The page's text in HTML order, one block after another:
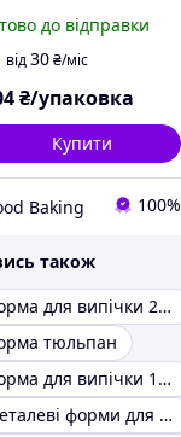
мафінів, капкейків,
квітів
до відправки
від30₴/міс
₴/упаковка
Купити
Baking 100%
також
Форма для випічки 24 см
тюльпан
Форма для випічки 16 см
Металеві форми для випічки